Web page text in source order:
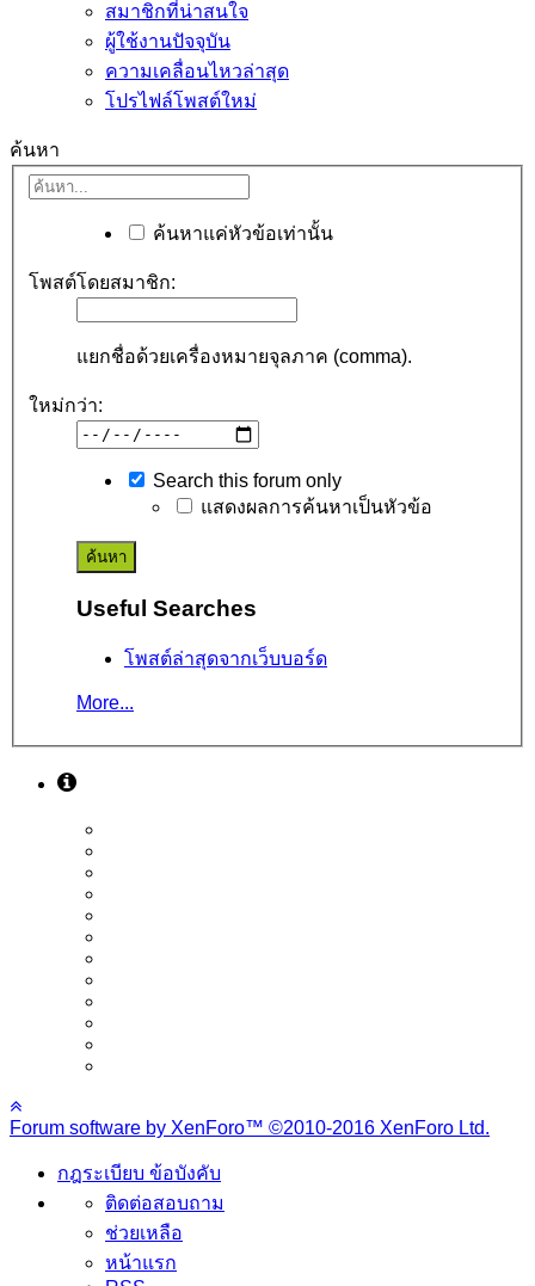
สมาชิกที่น่าสนใจ
ผู้ใช้งานปัจจุบัน
ความเคลื่อนไหวล่าสุด
โปรไฟล์โพสต์ใหม่
ค้นหา
ค้นหาแค่หัวข้อเท่านั้น
โพสต์โดยสมาชิก:
แยกชื่อด้วยเครื่องหมายจุลภาค (comma).
ใหม่กว่า:
Search this forum only
แสดงผลการค้นหาเป็นหัวข้อ
Useful Searches
โพสต์ล่าสุดจากเว็บบอร์ด
More...
Forum software by XenForo™ ©2010-2016 XenForo Ltd.
กฎระเบียบ ข้อบังคับ
ติดต่อสอบถาม
ช่วยเหลือ
หน้าแรก